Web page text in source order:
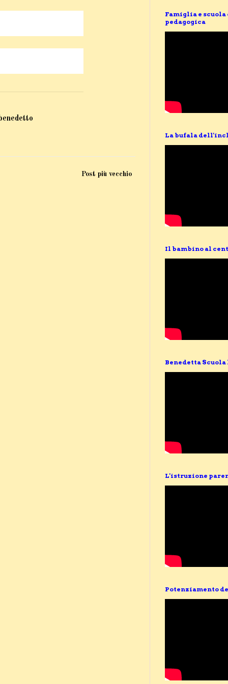
Post più vecchio
Famiglia e
pedagogica
La bufala
Il bambino al
Benedetta
L'istruzione
Potenziamento